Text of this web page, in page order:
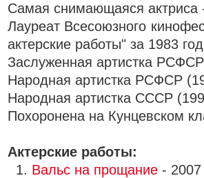
Cамая снимающаяся актриса
Лауреат Всесоюзного
актерские работы" за 1983
Заслуженная артистка
Народная артистка РСФСР
Народная артистка СССР
Похоронена на Кунцевском
Актерские работы:
1. Вальс на прощание -